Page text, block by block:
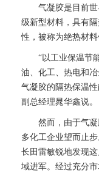
气凝胶是目前世
级新型材料，具有
性，被称为绝热材料
“以工业保温节能
油、化工、热电和
气凝胶的隔热保温
副总经理晁华鑫说。
然而，由于气凝
多化工企业望而止
长田雷敏锐地发现
域进军。经过充分